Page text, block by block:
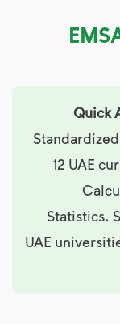
12 UAE
Statistics.
UAE